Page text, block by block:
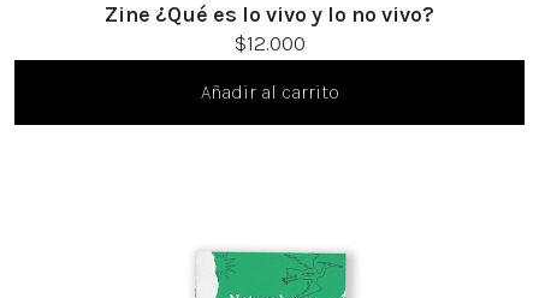
Zine ¿Qué es lo vivo y lo no vivo?
$12.000
Añadir al carrito